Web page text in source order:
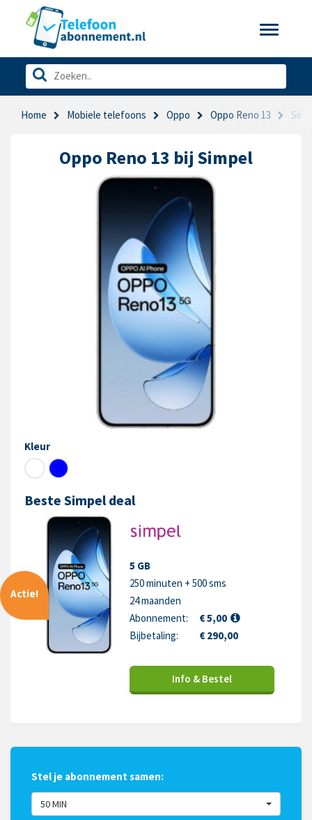
Toggle
Home Mobiele telefoons Oppo Oppo Reno 13
Oppo Reno 13 bij Simpel
Kleur
Beste Simpel deal
Actie!
5 GB
250 minuten + 500 sms
24 maanden
Abonnement:
€ 5,00
Bijbetaling:
€ 290,00
Info & Bestel
Stel je abonnement samen:
50 MIN